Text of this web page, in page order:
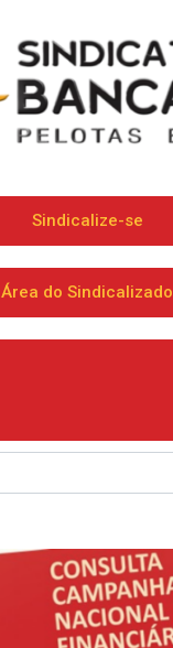
Sindicalize-se
Área do Sindicalizado